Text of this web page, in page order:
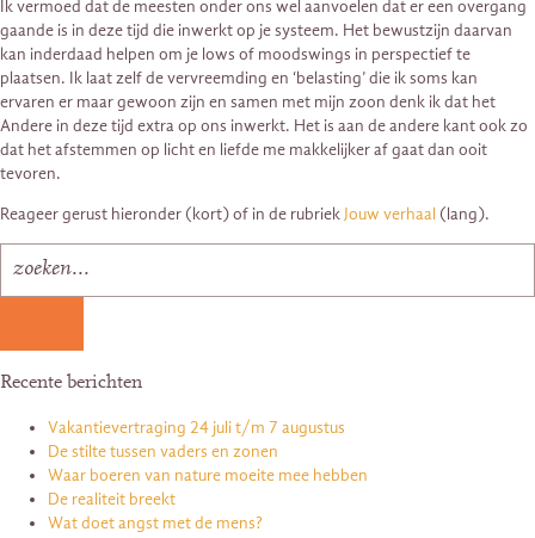
Ik vermoed dat de meesten onder ons wel aanvoelen dat er een overgang
gaande is in deze tijd die inwerkt op je systeem. Het bewustzijn daarvan
kan inderdaad helpen om je lows of moodswings in perspectief te
plaatsen. Ik laat zelf de vervreemding en ‘belasting’ die ik soms kan
ervaren er maar gewoon zijn en samen met mijn zoon denk ik dat het
Andere in deze tijd extra op ons inwerkt. Het is aan de andere kant ook zo
dat het afstemmen op licht en liefde me makkelijker af gaat dan ooit
tevoren.
Reageer gerust hieronder (kort) of in de rubriekJouw verhaal (lang).
Recente berichten
Vakantievertraging 24 juli t/m 7 augustus
De stilte tussen vaders en zonen
Waar boeren van nature moeite mee hebben
De realiteit breekt
Wat doet angst met de mens?